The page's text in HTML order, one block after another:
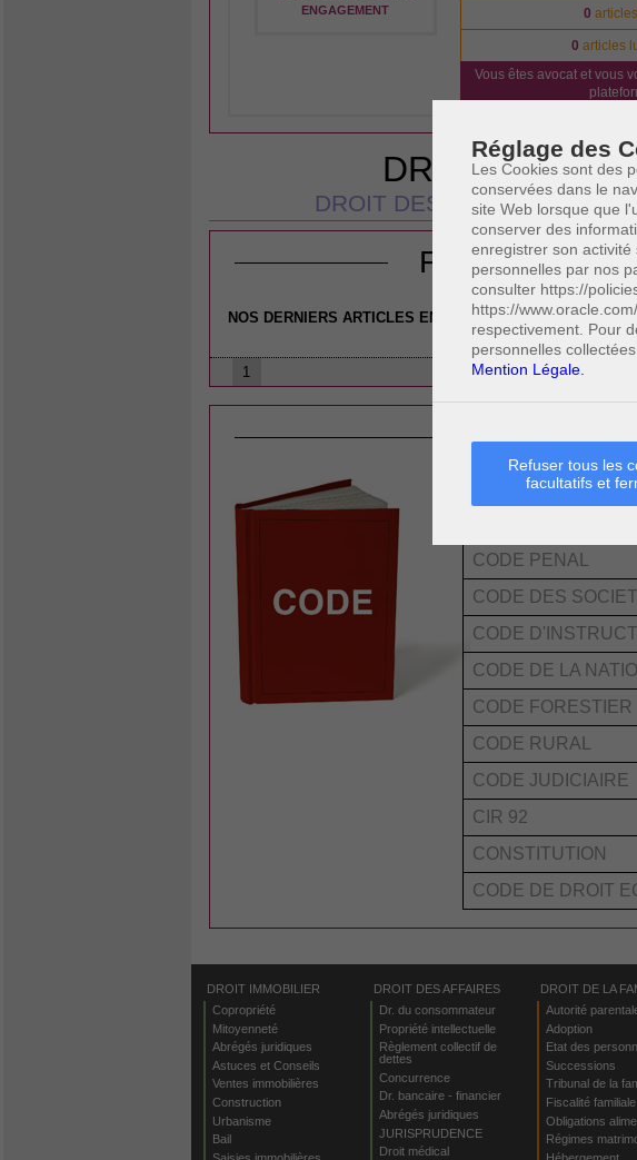
Réglage des
Les Cookies sont des
conservées dans le
site Web lorsque que
conserver des
enregistrer son
personnelles par nos
consulter https://
https://
respectivement. Pour
personnelles
Mention Légale.
Refuser tous les
facultatifs et
ENGAGEMENT
0
0 articles
Vous êtes avocat et vous
DROIT-DES-
DROIT DES AFFAIRES
FICHES
NOS DERNIERS ARTICLES EN DROIT DES AFFAIRES -
1
CODE CIVIL
CODE PENAL
CODE DES
CODE
CODE DE LA
CODE FORESTIER
CODE RURAL
CODE JUDICIAIRE
CIR 92
CONSTITUTION
CODE DE DROIT
DROIT IMMOBILIER
Copropriété
Mitoyenneté
Abrégés juridiques
Astuces et Conseils
Ventes immobilières
Construction
Urbanisme
Bail
DROIT DES AFFAIRES
Dr. du consommateur
Propriété intellectuelle
Règlement collectif de
dettes
Concurrence
Dr. bancaire - financier
Abrégés juridiques
JURISPRUDENCE
Droit médical
DROIT DE LA
Autorité
Adoption
Etat des
Successions
Tribunal de la
Fiscalité familiale
Obligations
Régimes